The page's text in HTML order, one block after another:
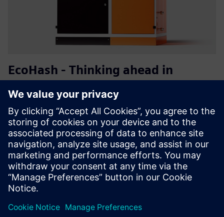
EcoHash - Thinking ahead in
energy utilisation
EcoHash je modularni sistem upravljanja z energijo, ki
presežek obnovljive električne energije pretvori v visoko
vredno računalništvo in uporabno toploto. Povečajte
donosnost naložbe na kWh, zmanjšajte stroške ogrevanja
in spremlj...
Izvedite več